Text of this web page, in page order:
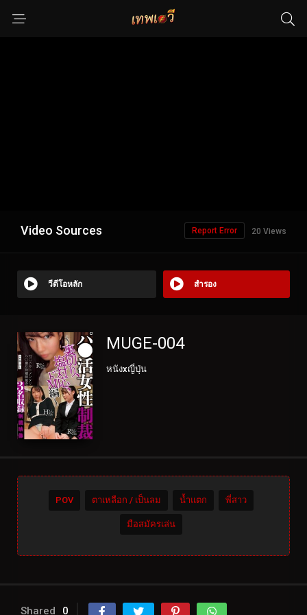
Video Sources 20 Views
Report Error
วีดีโอหลัก สำรอง
MUGE-004
หนังxญี่ปุ่น
POV ตาเหลือก / เป็นลม น้ำแตก พี่สาว
มือสมัครเล่น
Shared 0